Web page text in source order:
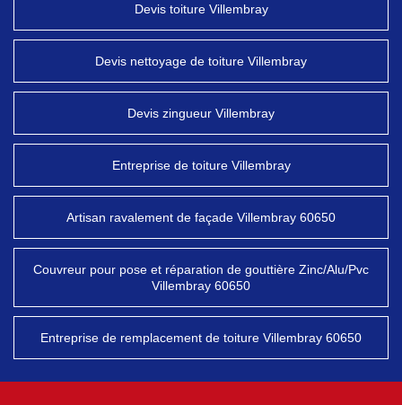
Devis toiture Villembray
Devis nettoyage de toiture Villembray
Devis zingueur Villembray
Entreprise de toiture Villembray
Artisan ravalement de façade Villembray 60650
Couvreur pour pose et réparation de gouttière Zinc/Alu/Pvc
Villembray 60650
Entreprise de remplacement de toiture Villembray 60650